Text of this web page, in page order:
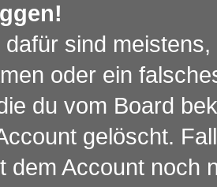
dafür sind
oder ein
du vom Board
gelöscht.
dem Account noch